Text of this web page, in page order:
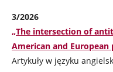
3/2026
„The intersection of
American and European
Artykuły w języku